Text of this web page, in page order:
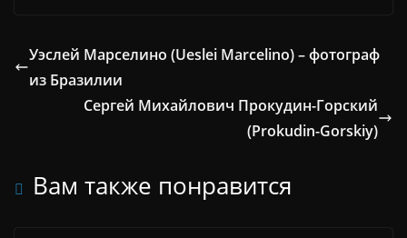
Уэслей Марселино (Ueslei Marcelino) – фотограф
из Бразилии
Сергей Михайлович Прокудин-Горский
(Prokudin-Gorskiy)
Вам также понравится